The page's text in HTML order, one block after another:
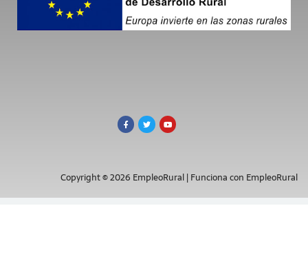
Copyright © 2026 EmpleoRural | Funciona con EmpleoRural